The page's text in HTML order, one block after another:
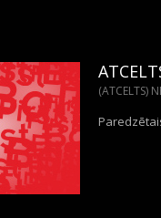
(ATCELTS)